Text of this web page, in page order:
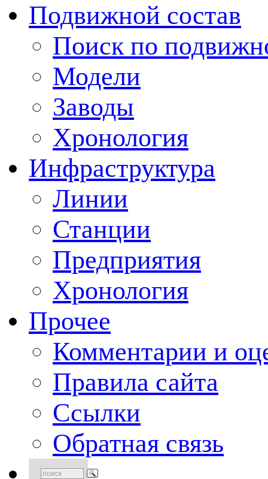
Подвижной состав
Поиск по
Модели
Заводы
Хронология
Инфраструктура
Линии
Станции
Предприятия
Хронология
Прочее
Комментарии и
Правила сайта
Ссылки
Обратная связь